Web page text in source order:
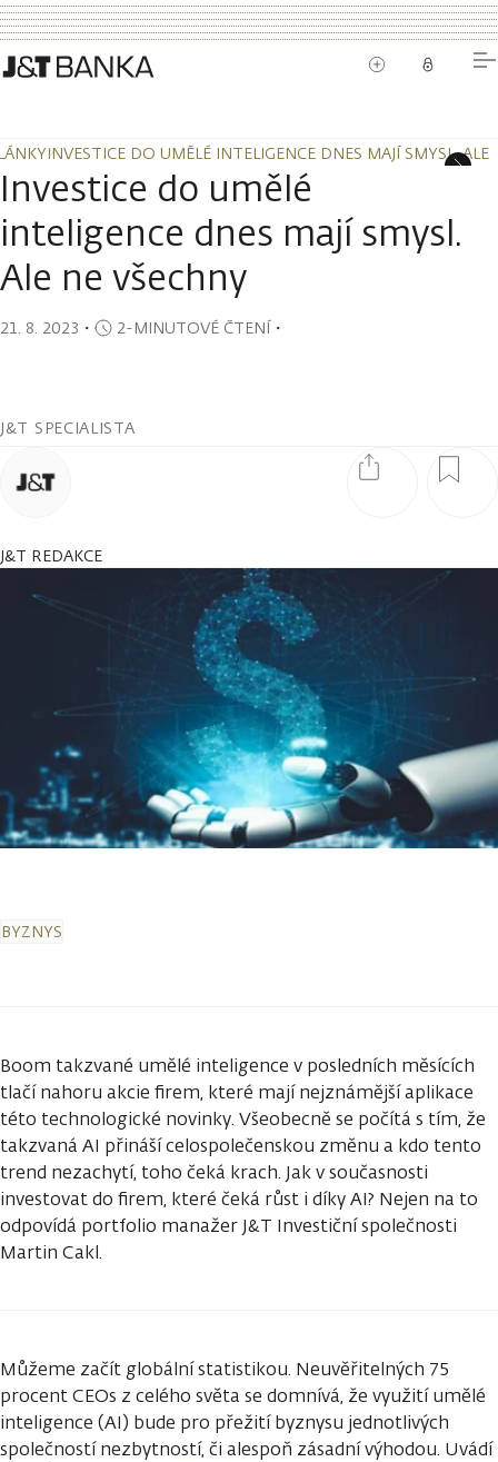
INVESTICE DO UMĚLÉ INTELIGENCE DNES MAJÍ SMYSL. ALE
INVESTICE DO UMĚLÉ INTELIGENCE DNES MAJÍ SMYSL. ALE
Investice do umělé
inteligence dnes mají smysl.
Ale ne všechny
21. 8. 2023 ・ 2-MINUTOVÉ ČTENÍ・
J&T SPECIALISTA
J&T REDAKCE
BYZNYS
Boom takzvané umělé inteligence v posledních měsících
tlačí nahoru akcie firem, které mají nejznámější aplikace
této technologické novinky. Všeobecně se počítá s tím, že
takzvaná AI přináší celospolečenskou změnu a kdo tento
trend nezachytí, toho čeká krach. Jak v současnosti
investovat do firem, které čeká růst i díky AI? Nejen na to
odpovídá portfolio manažer J&T Investiční společnosti
Martin Cakl.
Můžeme začít globální statistikou. Neuvěřitelných 75
procent CEOs z celého světa se domnívá, že využití umělé
inteligence (AI) bude pro přežití byznysu jednotlivých
společností nezbytností, či alespoň zásadní výhodou. Uvádí